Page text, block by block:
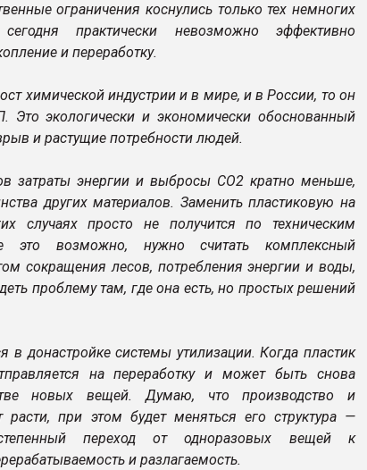
ограничения коснулись только тех немногих
практически невозможно эффективно
и переработку.
химической индустрии и в мире, и в России, то он
Это экологически и экономически обоснованный
и растущие потребности людей.
затраты энергии и выбросы СО2 кратно меньше,
других материалов. Заменить пластиковую на
случаях просто не получится по техническим
это возможно, нужно считать комплексный
сокращения лесов, потребления энергии и воды,
проблему там, где она есть, но простых решений
в донастройке системы утилизации. Когда пластик
на переработку и может быть снова
новых вещей. Думаю, что производство и
расти, при этом будет меняться его структура —
переход от одноразовых вещей к
и разлагаемость.